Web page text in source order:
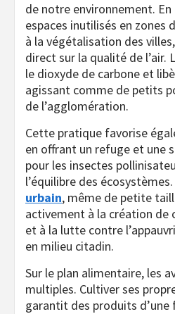
de notre environnement.
espaces inutilisés en zones
à la végétalisation des
direct sur la qualité de l’air.
le dioxyde de carbone et
agissant comme de petits
de l’agglomération.
Cette pratique favorise
en offrant un refuge et une
pour les insectes
l’équilibre des
urbain, même de petite
activement à la création de
et à la lutte contre
en milieu citadin.
Sur le plan alimentaire, les
multiples. Cultiver ses
garantit des produits d’une